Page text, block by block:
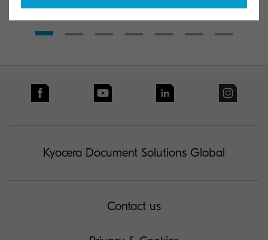
Kyocera Document Solutions Global
Contact us